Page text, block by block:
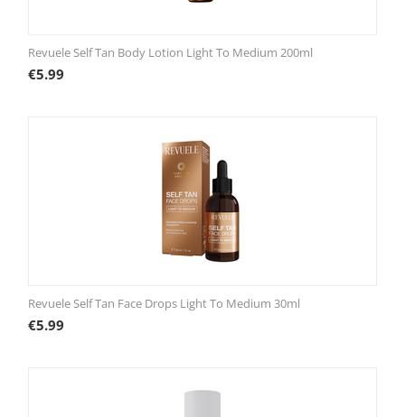
Revuele Self Tan Body Lotion Light To Medium 200ml
€5.99
Revuele Self Tan Face Drops Light To Medium 30ml
€5.99